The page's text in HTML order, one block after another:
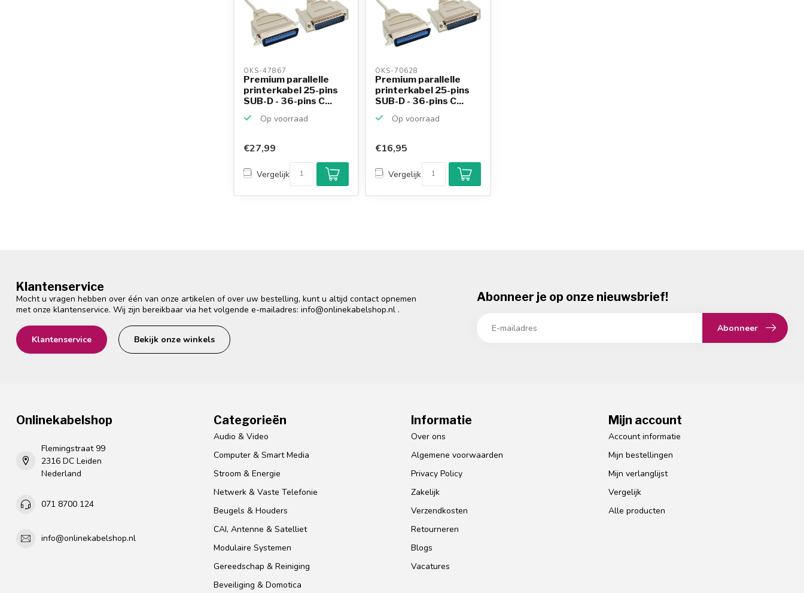
OKS-47867
Premium parallelle
printerkabel 25-pins
SUB-D - 36-pins C...
Op voorraad
€27,99
Vergelijk
OKS-70628
Premium parallelle
printerkabel 25-pins
SUB-D - 36-pins C...
Op voorraad
€16,95
Vergelijk
Klantenservice
Mocht u vragen hebben over één van onze artikelen of over uw bestelling, kunt u altijd contact opnemen
met onze klantenservice. Wij zijn bereikbaar via het volgende e-mailadres: info@onlinekabelshop.nl .
Klantenservice Bekijk onze winkels
Abonneer je op onze nieuwsbrief!
Abonneer
Onlinekabelshop
Flemingstraat 99
2316 DC Leiden
Nederland
071 8700 124
info@onlinekabelshop.nl
Categorieën
Audio & Video
Computer & Smart Media
Stroom & Energie
Netwerk & Vaste Telefonie
Beugels & Houders
CAI, Antenne & Satelliet
Modulaire Systemen
Gereedschap & Reiniging
Beveiliging & Domotica
Informatie
Over ons
Algemene voorwaarden
Privacy Policy
Zakelijk
Verzendkosten
Retourneren
Blogs
Vacatures
Mijn account
Account informatie
Mijn bestellingen
Mijn verlanglijst
Vergelijk
Alle producten